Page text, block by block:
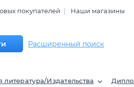
покупателей Наши магазины
Расширенный поиск
литература/Издательства